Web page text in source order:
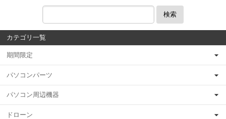
検索
カテゴリ一覧
期間限定
パソコンパーツ
パソコン周辺機器
ドローン